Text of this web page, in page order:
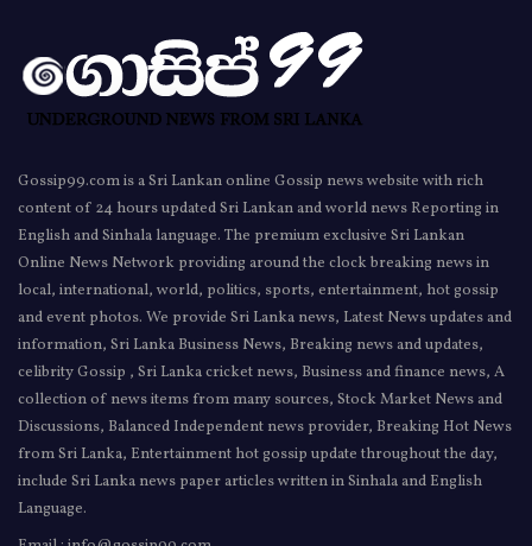
Gossip99.com is a Sri Lankan online Gossip news website with rich
content of 24 hours updated Sri Lankan and world news Reporting in
English and Sinhala language. The premium exclusive Sri Lankan
Online News Network providing around the clock breaking news in
local, international, world, politics, sports, entertainment, hot gossip
and event photos. We provide Sri Lanka news, Latest News updates and
information, Sri Lanka Business News, Breaking news and updates,
celibrity Gossip , Sri Lanka cricket news, Business and finance news, A
collection of news items from many sources, Stock Market News and
Discussions, Balanced Independent news provider, Breaking Hot News
from Sri Lanka, Entertainment hot gossip update throughout the day,
include Sri Lanka news paper articles written in Sinhala and English
Language.